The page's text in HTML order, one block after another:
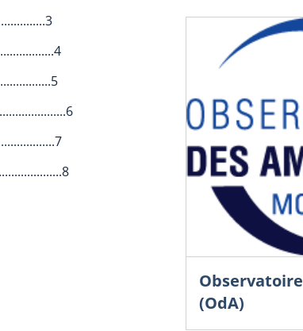
(OdA)